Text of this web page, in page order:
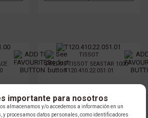
TISSOT
RELOJ TISSOT SEASTAR 1000
T120.410.22.051.01
$ 3.388.000 COP
PRECIO ONLINE
importante para nosotros
almacenamos y/o accedemos a información en un
y procesamos datos personales, como identificadores